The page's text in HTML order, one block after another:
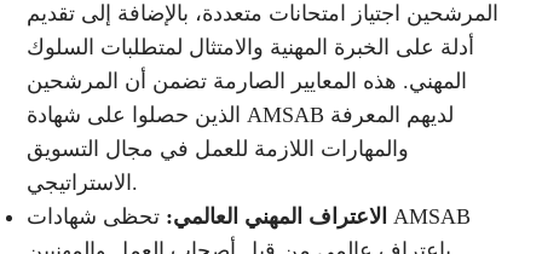
المرشحين اجتياز امتحانات متعددة، بالإضافة إلى تقديم
أدلة على الخبرة المهنية والامتثال لمتطلبات السلوك
المهني. هذه المعايير الصارمة تضمن أن المرشحين
الذين حصلوا على شهادة AMSAB لديهم المعرفة
والمهارات اللازمة للعمل في مجال التسويق
الاستراتيجي.
الاعتراف المهني العالمي: تحظى شهادات AMSAB